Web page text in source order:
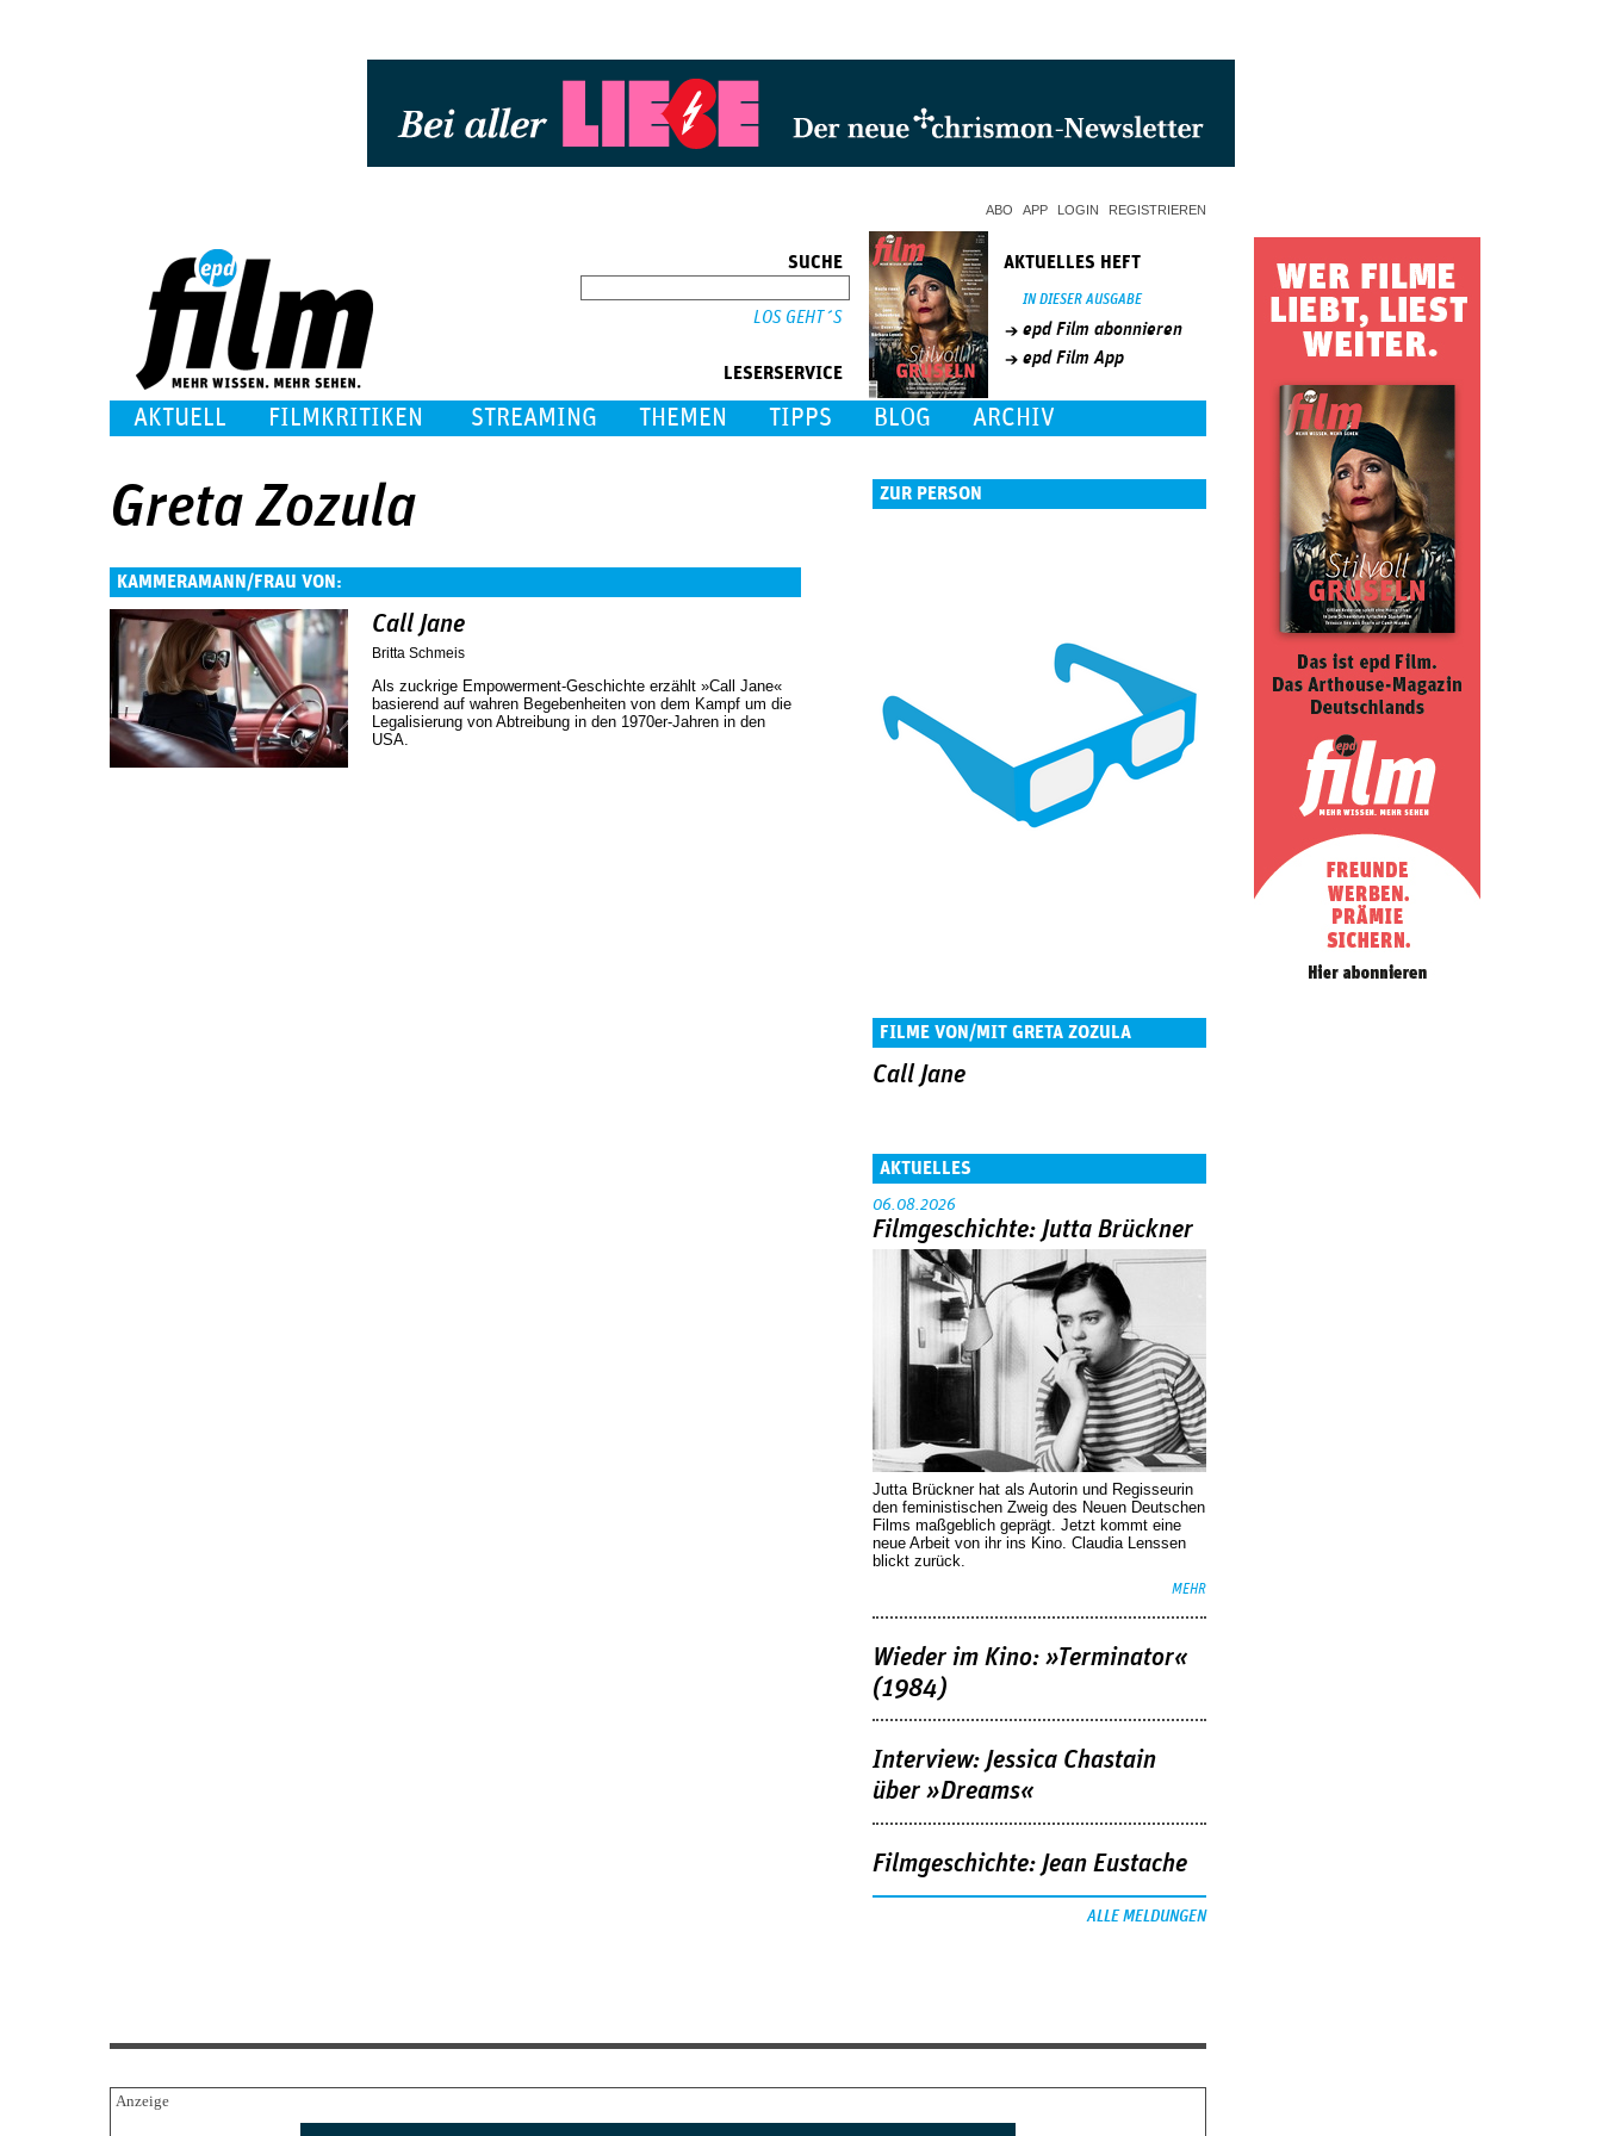
ABO APP LOGIN REGISTRIEREN
SUCHE
LESERSERVICE
AKTUELLES HEFT
IN DIESER AUSGABE
epd Film abonnieren
epd Film App
AKTUELL FILMKRITIKEN STREAMING THEMEN TIPPS BLOG ARCHIV
Greta Zozula
KAMMERAMANN/FRAU VON:
Call Jane
Britta Schmeis
Als zuckrige Empowerment-Geschichte erzählt »Call Jane«
basierend auf wahren Begebenheiten von dem Kampf um die
Legalisierung von Abtreibung in den 1970er-Jahren in den
USA.
ZUR PERSON
FILME VON/MIT GRETA ZOZULA
Call Jane
AKTUELLES
06.08.2026
Filmgeschichte: Jutta Brückner
Jutta Brückner hat als Autorin und Regisseurin
den feministischen Zweig des Neuen Deutschen
Films maßgeblich geprägt. Jetzt kommt eine
neue Arbeit von ihr ins Kino. Claudia Lenssen
blickt zurück.
MEHR
Wieder im Kino: »Terminator«
(1984)
Interview: Jessica Chastain
über »Dreams«
Filmgeschichte: Jean Eustache
ALLE MELDUNGEN